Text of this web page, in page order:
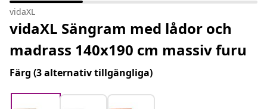
vidaXL
vidaXL Sängram med lådor och
madrass 140x190 cm massiv furu
Färg (3 alternativ tillgängliga)